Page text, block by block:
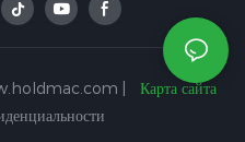
|
Карта сайта